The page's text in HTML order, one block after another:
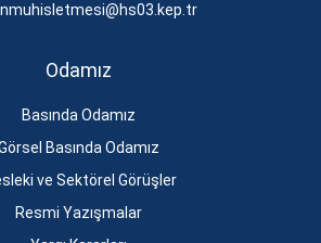
Odamız
Basında Odamız
Basında Odamız
ve Sektörel Görüşler
Resmi Yazışmalar